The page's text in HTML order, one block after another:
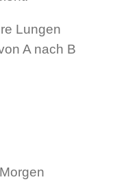
Lungen
A nach B